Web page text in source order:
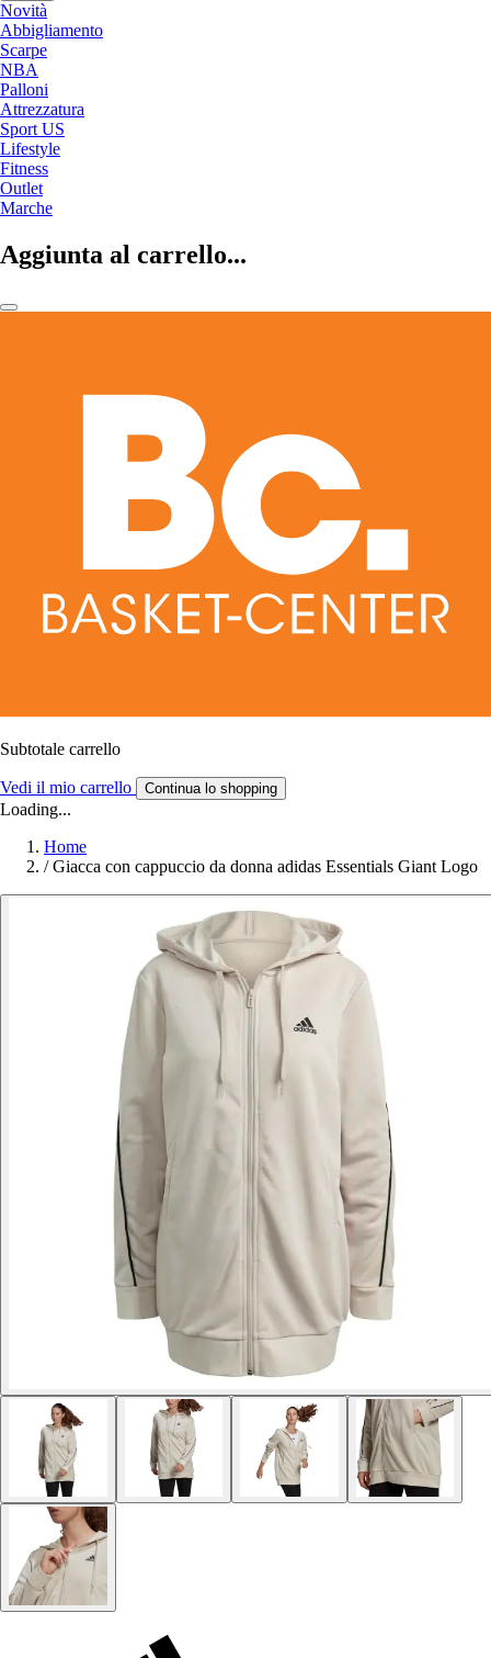
Novità
Abbigliamento
Scarpe
NBA
Palloni
Attrezzatura
Sport US
Lifestyle
Fitness
Outlet
Marche
Aggiunta al carrello...
Subtotale carrello
Vedi il mio carrello Continua lo shopping
Loading...
Home
/ Giacca con cappuccio da donna adidas Essentials Giant Logo